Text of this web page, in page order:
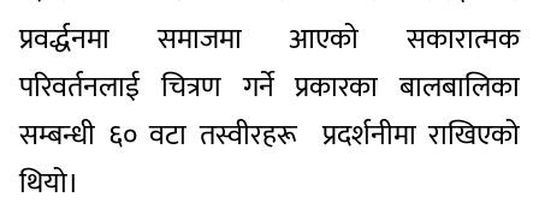
प्रवर्द्धनमा समाजमा आएको सकारात्मक
परिवर्तनलाई चित्रण गर्ने प्रकारका बालबालिका
सम्बन्धी ६० वटा तस्वीरहरू प्रदर्शनीमा राखिएको
थियो।